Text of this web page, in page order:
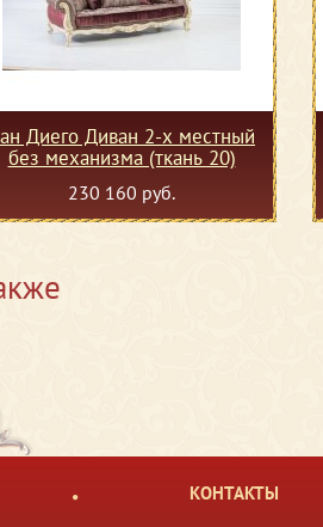
Диего Диван 2-х местный
без механизма (ткань 20)
230 160 руб.
КОНТАКТЫ